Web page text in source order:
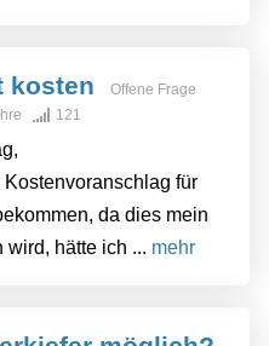
kosten
Offene Frage
121
für
da dies mein
wird, hätte ich ... mehr